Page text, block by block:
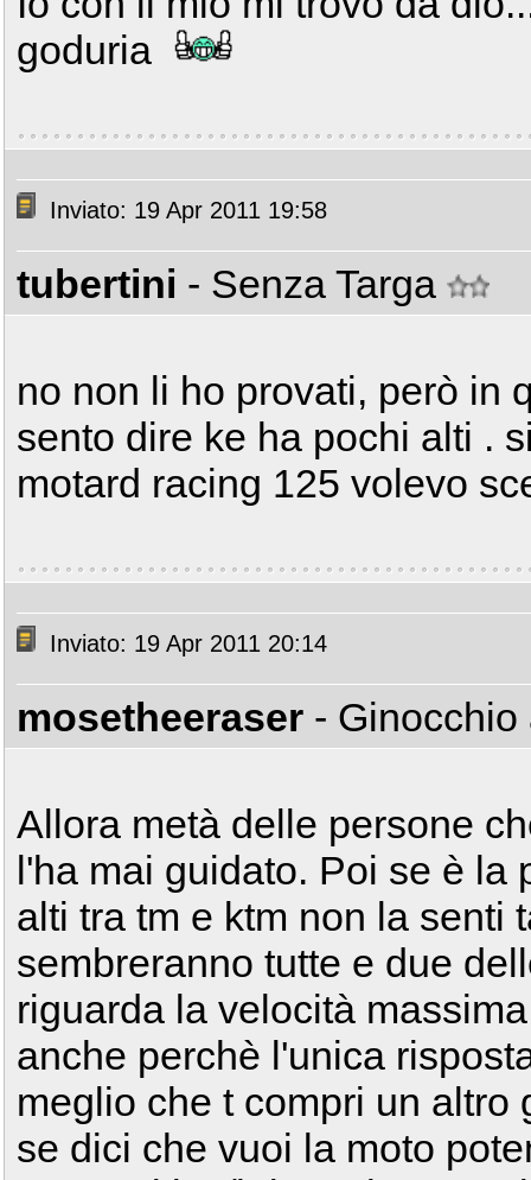
goduria
Inviato: 19 Apr 2011 19:58
tubertini - Senza Targa
no non li ho provati, però in
sento dire ke ha pochi alti .
motard racing 125 volevo
Inviato: 19 Apr 2011 20:14
mosetheeraser -
Allora metà delle persone
l'ha mai guidato. Poi se è la
alti tra tm e ktm non la senti
sembreranno tutte e due
riguarda la velocità
anche perchè l'unica
meglio che t compri un altro
se dici che vuoi la moto